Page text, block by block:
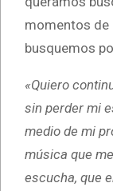
momentos de
busquemos
«Quiero
sin perder mi
medio de mi
música que
escucha, que